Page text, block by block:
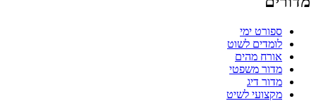
ספורט ימי
לומדים לשוט
אורח מהים
מדור משפטי
מדור דיג
מקצועי לשיט